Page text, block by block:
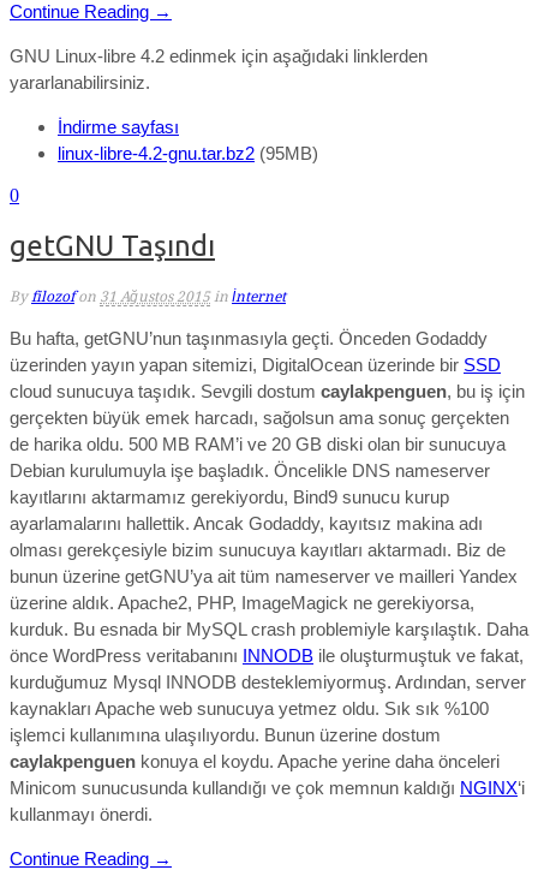
Continue Reading →
GNU Linux-libre 4.2 edinmek için aşağıdaki linklerden
yararlanabilirsiniz.
İndirme sayfası
linux-libre-4.2-gnu.tar.bz2 (95MB)
0
getGNU Taşındı
By filozof on 31 Ağustos 2015 in İnternet
Bu hafta, getGNU’nun taşınmasıyla geçti. Önceden Godaddy
üzerinden yayın yapan sitemizi, DigitalOcean üzerinde bir SSD
cloud sunucuya taşıdık. Sevgili dostum caylakpenguen, bu iş için
gerçekten büyük emek harcadı, sağolsun ama sonuç gerçekten
de harika oldu. 500 MB RAM’i ve 20 GB diski olan bir sunucuya
Debian kurulumuyla işe başladık. Öncelikle DNS nameserver
kayıtlarını aktarmamız gerekiyordu, Bind9 sunucu kurup
ayarlamalarını hallettik. Ancak Godaddy, kayıtsız makina adı
olması gerekçesiyle bizim sunucuya kayıtları aktarmadı. Biz de
bunun üzerine getGNU’ya ait tüm nameserver ve mailleri Yandex
üzerine aldık. Apache2, PHP, ImageMagick ne gerekiyorsa,
kurduk. Bu esnada bir MySQL crash problemiyle karşılaştık. Daha
önce WordPress veritabanını INNODB ile oluşturmuştuk ve fakat,
kurduğumuz Mysql INNODB desteklemiyormuş. Ardından, server
kaynakları Apache web sunucuya yetmez oldu. Sık sık %100
işlemci kullanımına ulaşılıyordu. Bunun üzerine dostum
caylakpenguen konuya el koydu. Apache yerine daha önceleri
Minicom sunucusunda kullandığı ve çok memnun kaldığı NGINX‘i
kullanmayı önerdi.
Continue Reading →